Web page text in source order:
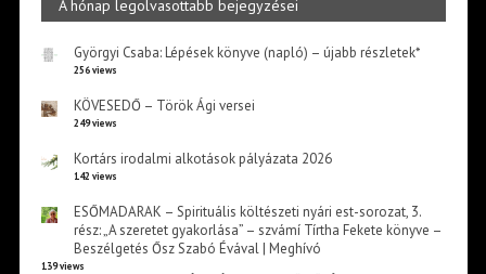
A hónap legolvasottabb bejegyzései
Györgyi Csaba: Lépések könyve (napló) – újabb részletek*
256 views
KÖVESEDŐ – Török Ági versei
249 views
Kortárs irodalmi alkotások pályázata 2026
142 views
ESŐMADARAK – Spirituális költészeti nyári est-sorozat, 3.
rész: „A szeretet gyakorlása” – szvámí Tírtha Fekete könyve –
Beszélgetés Ősz Szabó Évával | Meghívó
139 views